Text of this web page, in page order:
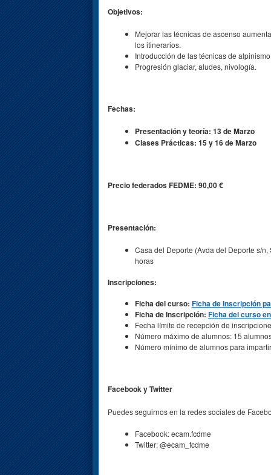
Objetivos:
Mejorar las técnicas de ascenso
los itinerarios.
Introducción de las técnicas de
Progresión glaciar, aludes, nivología.
Fechas:
Presentación y teoría: 13 de Marzo
Clases Prácticas: 15 y 16 de Marzo
Precio federados FEDME: 90,00 €
Presentación:
Casa del Deporte (Avda del Deporte s/
horas
Inscripciones:
Ficha del curso: Ficha de Inscripción
Ficha de Inscripción: Ficha del curso
Fecha límite de recepción de
Número máximo de alumnos: 15
Número mínimo de alumnos para
Facebook y Twitter
Puedes seguirnos en la redes sociales de
Facebook: ecam.fcdme
Twitter: @ecam_fcdme